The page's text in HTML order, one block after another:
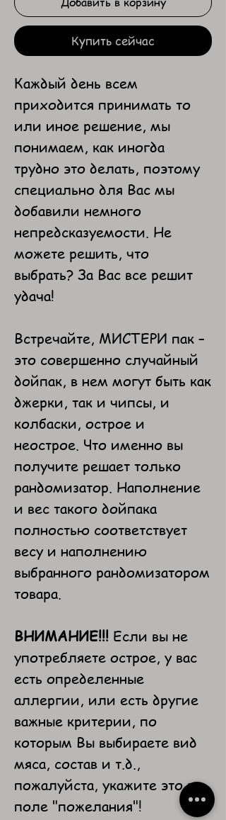
Купить сейчас
Каждый день всем
приходится принимать то
или иное решение, мы
понимаем, как иногда
трудно это делать, поэтому
специально для Вас мы
добавили немного
непредсказуемости. Не
можете решить, что
выбрать? За Вас все решит
удача!
Встречайте, МИСТЕРИ пак –
это совершенно случайный
дойпак, в нем могут быть как
джерки, так и чипсы, и
колбаски, острое и
неострое. Что именно вы
получите решает только
рандомизатор. Наполнение
и вес такого дойпака
полностью соответствует
весу и наполнению
выбранного рандомизатором
товара.
ВНИМАНИЕ!!! Если вы не
употребляете острое, у вас
есть определенные
аллергии, или есть другие
важные критерии, по
которым Вы выбираете вид
мяса, состав и т.д.,
пожалуйста, укажите это в
поле "пожелания"!